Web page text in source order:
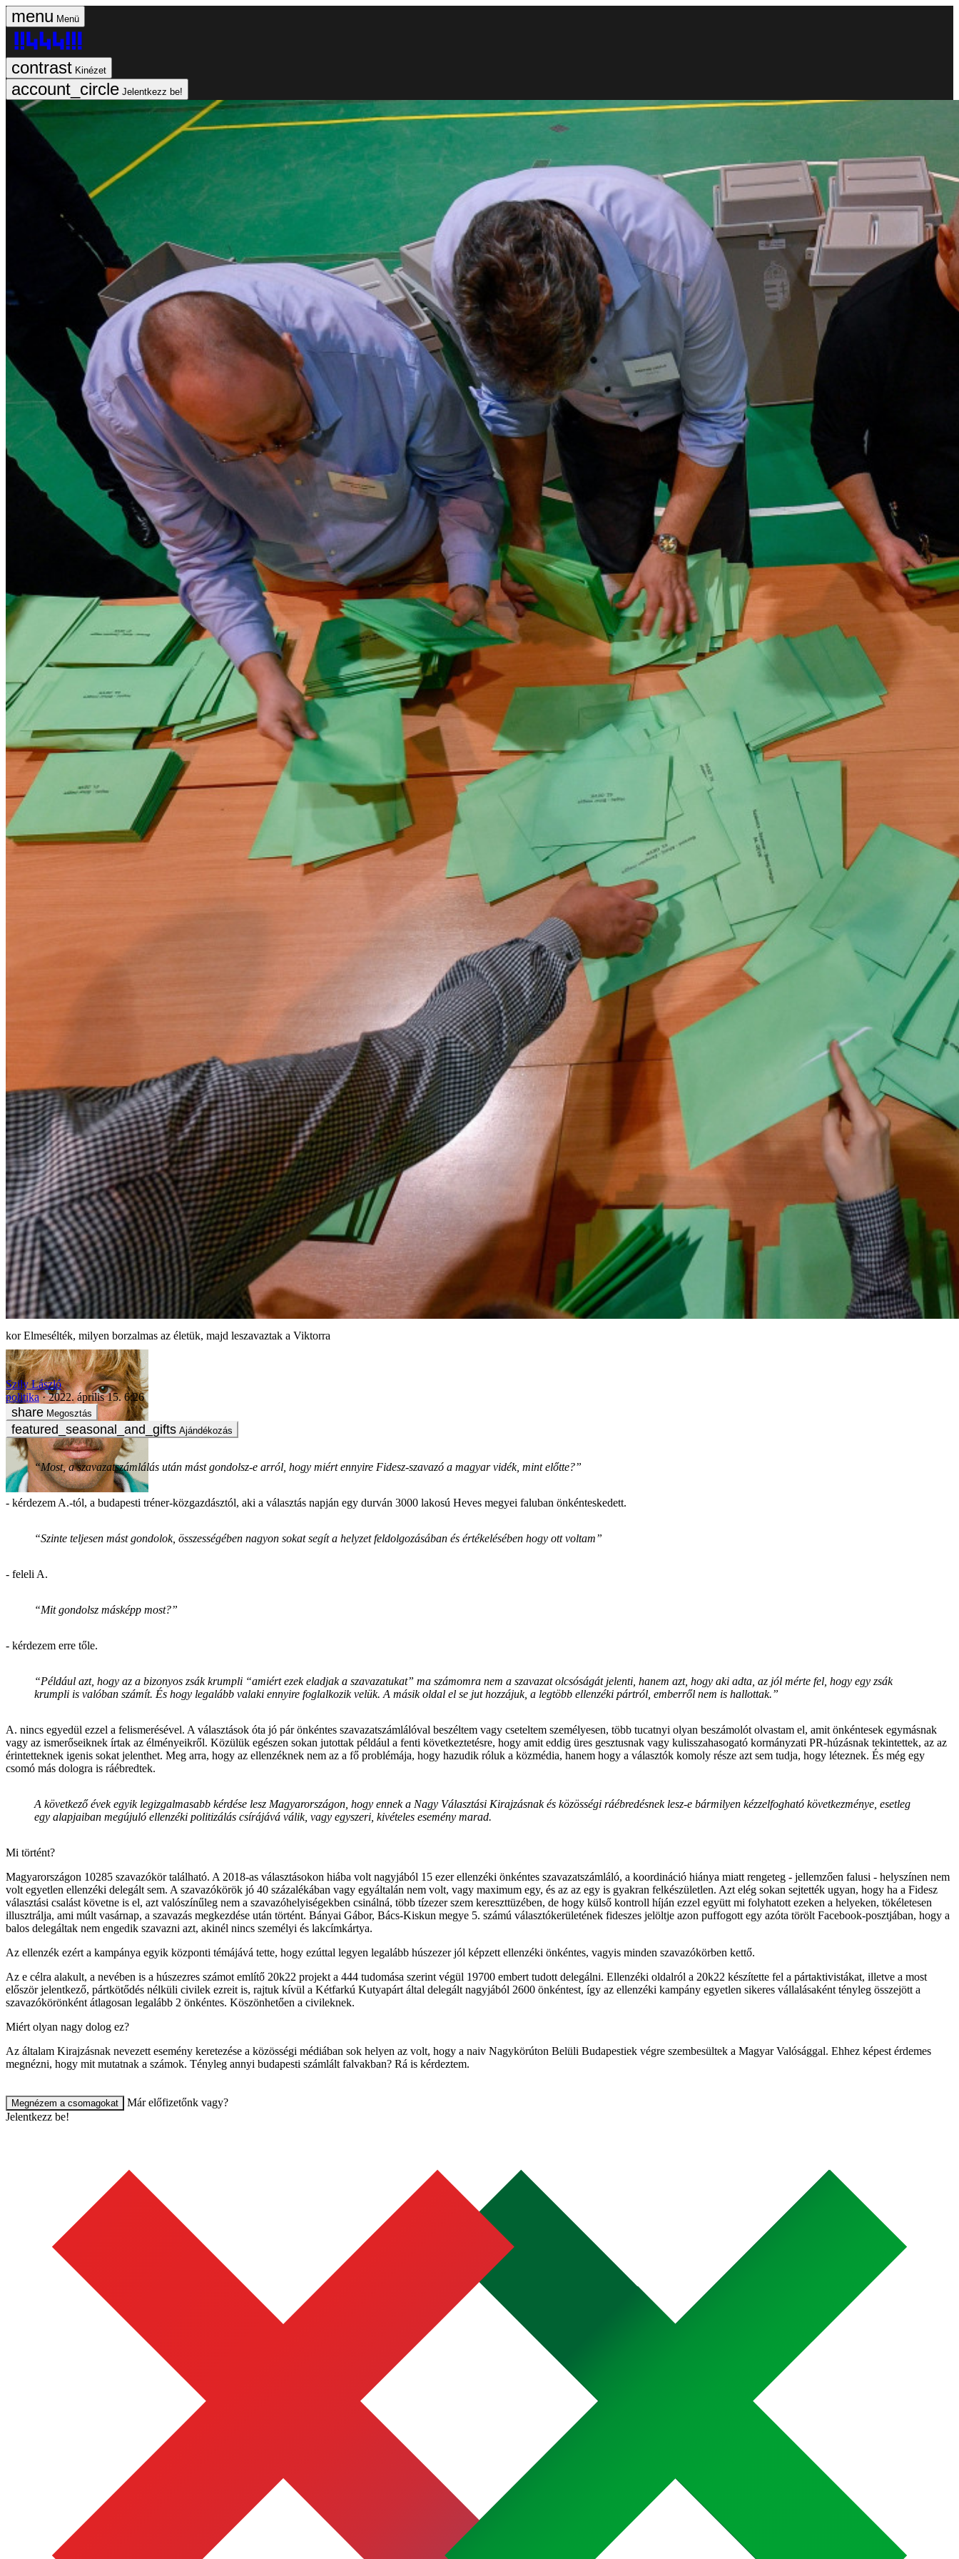
Menü
Kinézet
Jelentkezz be!
Elmesélték, milyen borzalmas az életük, majd leszavaztak a Viktorra
Szily László
politika
2022. április 15. 6:26
Megosztás
Ajándékozás
“Most, a szavazatszámlálás után mást gondolsz-e arról, hogy miért ennyire Fidesz-szavazó a magyar vidék, mint előtte?”
- kérdezem A.-tól, a budapesti tréner-közgazdásztól, aki a választás napján egy durván 3000 lakosú Heves megyei faluban önkénteskedett.
“Szinte teljesen mást gondolok, összességében nagyon sokat segít a helyzet feldolgozásában és értékelésében hogy ott voltam”
- feleli A.
“Mit gondolsz másképp most?”
- kérdezem erre tőle.
“Például azt, hogy az a bizonyos zsák krumpli “amiért ezek eladjak a szavazatukat” ma számomra nem a szavazat olcsóságát jelenti, hanem azt, hogy aki adta, az jól mérte fel, hogy egy zsák
krumpli is valóban számít. És hogy legalább valaki ennyire foglalkozik velük. A másik oldal el se jut hozzájuk, a legtöbb ellenzéki pártról, emberről nem is hallottak.”
A. nincs egyedül ezzel a felismerésével. A választások óta jó pár önkéntes szavazatszámlálóval beszéltem vagy cseteltem személyesen, több tucatnyi olyan beszámolót olvastam el, amit önkéntesek egymásnak
vagy az ismerőseiknek írtak az élményeikről. Közülük egészen sokan jutottak például a fenti következtetésre, hogy amit eddig üres gesztusnak vagy kulisszahasogató kormányzati PR-húzásnak tekintettek, az az
érintetteknek igenis sokat jelenthet. Meg arra, hogy az ellenzéknek nem az a fő problémája, hogy hazudik róluk a közmédia, hanem hogy a választók komoly része azt sem tudja, hogy léteznek. És még egy
csomó más dologra is ráébredtek.
A következő évek egyik legizgalmasabb kérdése lesz Magyarországon, hogy ennek a Nagy Választási Kirajzásnak és közösségi ráébredésnek lesz-e bármilyen kézzelfogható következménye, esetleg
egy alapjaiban megújuló ellenzéki politizálás csírájává válik, vagy egyszeri, kivételes esemény marad.
Mi történt?
Magyarországon 10285 szavazókör található. A 2018-as választásokon hiába volt nagyjából 15 ezer ellenzéki önkéntes szavazatszámláló, a koordináció hiánya miatt rengeteg - jellemzően falusi - helyszínen nem
volt egyetlen ellenzéki delegált sem. A szavazókörök jó 40 százalékában vagy egyáltalán nem volt, vagy maximum egy, és az az egy is gyakran felkészületlen. Azt elég sokan sejtették ugyan, hogy ha a Fidesz
választási csalást követne is el, azt valószínűleg nem a szavazóhelyiségekben csinálná, több tízezer szem kereszttüzében, de hogy külső kontroll híján ezzel együtt mi folyhatott ezeken a helyeken, tökéletesen
illusztrálja, ami múlt vasárnap, a szavazás megkezdése után történt. Bányai Gábor, Bács-Kiskun megye 5. számú választókerületének fideszes jelöltje azon puffogott egy azóta törölt Facebook-posztjában, hogy a
balos delegáltak nem engedik szavazni azt, akinél nincs személyi és lakcímkártya.
Az ellenzék ezért a kampánya egyik központi témájává tette, hogy ezúttal legyen legalább húszezer jól képzett ellenzéki önkéntes, vagyis minden szavazókörben kettő.
Az e célra alakult, a nevében is a húszezres számot említő 20k22 projekt a 444 tudomása szerint végül 19700 embert tudott delegálni. Ellenzéki oldalról a 20k22 készítette fel a pártaktivistákat, illetve a most
először jelentkező, pártkötődés nélküli civilek ezreit is, rajtuk kívül a Kétfarkú Kutyapárt által delegált nagyjából 2600 önkéntest, így az ellenzéki kampány egyetlen sikeres vállalásaként tényleg összejött a
szavazókörönként átlagosan legalább 2 önkéntes. Köszönhetően a civileknek.
Miért olyan nagy dolog ez?
Az általam Kirajzásnak nevezett esemény keretezése a közösségi médiában sok helyen az volt, hogy a naiv Nagykörúton Belüli Budapestiek végre szembesültek a Magyar Valósággal. Ehhez képest érdemes
megnézni, hogy mit mutatnak a számok. Tényleg annyi budapesti számlált falvakban? Rá is kérdeztem.
Megnézem a csomagokat
Már előfizetőnk vagy?
Jelentkezz be!